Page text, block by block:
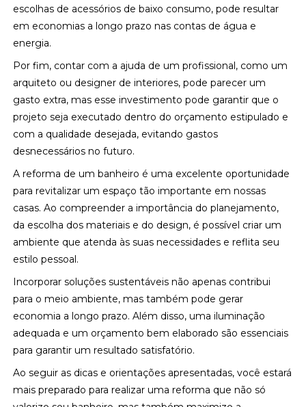
escolhas de acessórios de baixo consumo, pode resultar
em economias a longo prazo nas contas de água e
energia.
Por fim, contar com a ajuda de um profissional, como um
arquiteto ou designer de interiores, pode parecer um
gasto extra, mas esse investimento pode garantir que o
projeto seja executado dentro do orçamento estipulado e
com a qualidade desejada, evitando gastos
desnecessários no futuro.
A reforma de um banheiro é uma excelente oportunidade
para revitalizar um espaço tão importante em nossas
casas. Ao compreender a importância do planejamento,
da escolha dos materiais e do design, é possível criar um
ambiente que atenda às suas necessidades e reflita seu
estilo pessoal.
Incorporar soluções sustentáveis não apenas contribui
para o meio ambiente, mas também pode gerar
economia a longo prazo. Além disso, uma iluminação
adequada e um orçamento bem elaborado são essenciais
para garantir um resultado satisfatório.
Ao seguir as dicas e orientações apresentadas, você estará
mais preparado para realizar uma reforma que não só